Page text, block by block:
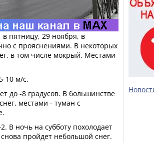
пятницу, 29 ноября, в
с прояснениями. В некоторых
в том числе мокрый. Местами
10 м/с.
до -8 градусов. В большинстве
местами - туман с
В ночь на субботу похолодает
пройдет небольшой снег.